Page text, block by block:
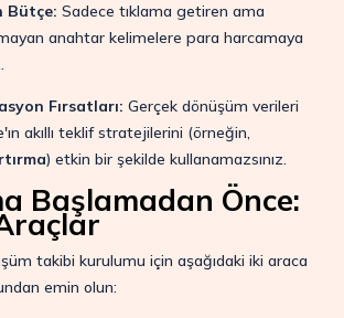
Bütçe: Sadece tıklama getiren ama
anahtar kelimelere para harcamaya
Fırsatları: Gerçek dönüşüm verileri
akıllı teklif stratejilerini (örneğin,
) etkin bir şekilde kullanamazsınız.
Başlamadan Önce:
takibi kurulumu için aşağıdaki iki araca
emin olun: